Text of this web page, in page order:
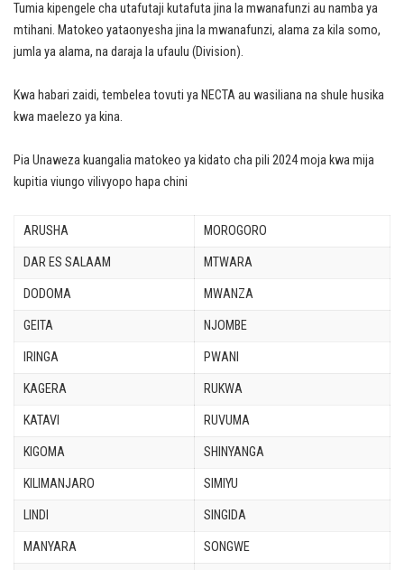
Tumia kipengele cha utafutaji kutafuta jina la mwanafunzi au namba ya
mtihani. Matokeo yataonyesha jina la mwanafunzi, alama za kila somo,
jumla ya alama, na daraja la ufaulu (Division).
Kwa habari zaidi, tembelea tovuti ya NECTA au wasiliana na shule husika
kwa maelezo ya kina.
Pia Unaweza kuangalia matokeo ya kidato cha pili 2024 moja kwa mija
kupitia viungo vilivyopo hapa chini
ARUSHA MOROGORO
DAR ES SALAAM MTWARA
DODOMA MWANZA
GEITA NJOMBE
IRINGA PWANI
KAGERA RUKWA
KATAVI RUVUMA
KIGOMA SHINYANGA
KILIMANJARO SIMIYU
LINDI SINGIDA
MANYARA SONGWE